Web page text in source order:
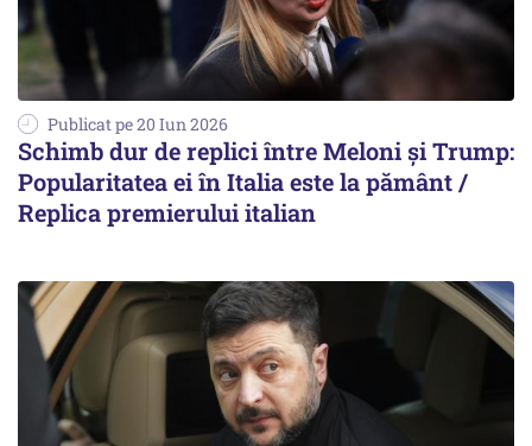
Publicat pe 20 Iun 2026
Schimb dur de replici între Meloni și Trump:
Popularitatea ei în Italia este la pământ /
Replica premierului italian